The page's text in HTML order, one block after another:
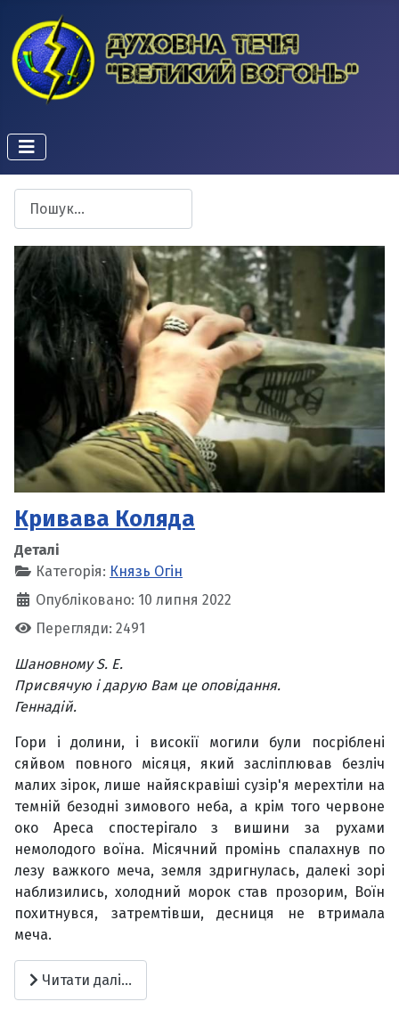
Кривава Коляда
Деталі
Категорія: Князь Огін
Опубліковано: 10 липня 2022
Перегляди: 2491
Шановному S. E.
Присвячую i дарую Вам це оповiдання.
Геннадiй.
Гори і долини, і високії могили були посріблені
сяйвом повного місяця, який засліплював безліч
малих зірок, лише найяскравіші сузір'я мерехтіли на
темній безодні зимового неба, а крім того червоне
око Ареса спостерігало з вишини за рухами
немолодого воїна. Місячний промінь спалахнув по
лезу важкого меча, земля здригнулась, далекі зорі
наблизились, холодний морок став прозорим, Воїн
похитнувся, затремтівши, десниця не втримала
меча.
Читати далі...